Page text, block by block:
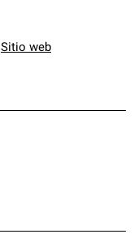
Sitio web